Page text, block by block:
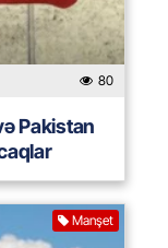
80
Pakistan
Manşet